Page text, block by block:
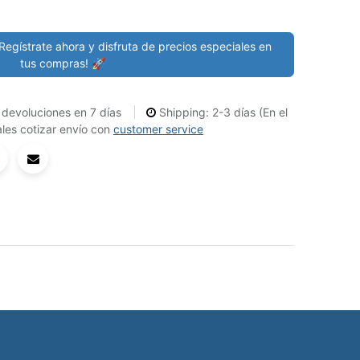
ahora y disfruta de precios especiales en
tus compras! 🚀
devoluciones en 7 días
Shipping: 2-3 días (En el
cotizar envío con customer service